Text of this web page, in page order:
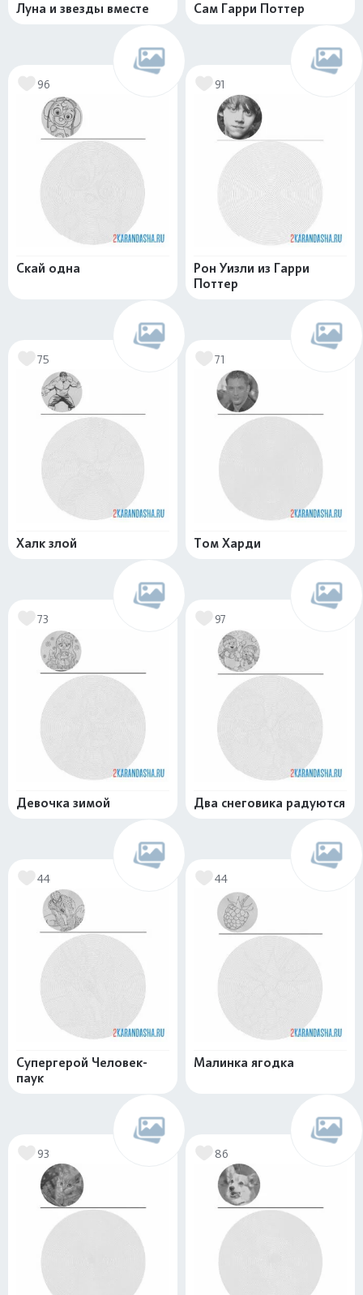
Луна и звезды вместе Сам Гарри Поттер
96
Скай одна
91
Рон Уизли из Гарри
Поттер
75
Халк злой
71
Том Харди
73
Девочка зимой
97
Два снеговика радуются
44
Супергерой Человек-
паук
44
Малинка ягодка
93 86